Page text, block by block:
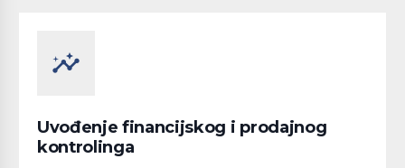
insights
Uvođenje financijskog i prodajnog
kontrolinga